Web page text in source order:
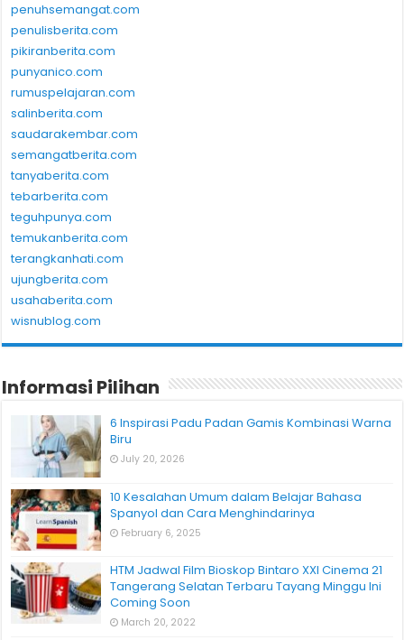
penuhsemangat.com
penulisberita.com
pikiranberita.com
punyanico.com
rumuspelajaran.com
salinberita.com
saudarakembar.com
semangatberita.com
tanyaberita.com
tebarberita.com
teguhpunya.com
temukanberita.com
terangkanhati.com
ujungberita.com
usahaberita.com
wisnublog.com
Informasi Pilihan
6 Inspirasi Padu Padan Gamis Kombinasi Warna
Biru
July 20, 2026
10 Kesalahan Umum dalam Belajar Bahasa
Spanyol dan Cara Menghindarinya
February 6, 2025
HTM Jadwal Film Bioskop Bintaro XXI Cinema 21
Tangerang Selatan Terbaru Tayang Minggu Ini
Coming Soon
March 20, 2022